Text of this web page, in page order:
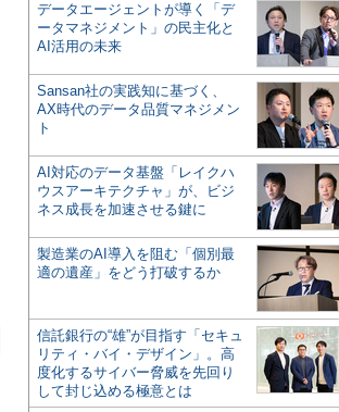
データエージェントが導く「デ
ータマネジメント」の民主化と
AI活用の未来
Sansan社の実践知に基づく、
AX時代のデータ品質マネジメン
ト
AI対応のデータ基盤「レイクハ
ウスアーキテクチャ」が、ビジ
ネス成長を加速させる鍵に
製造業のAI導入を阻む「個別最
適の遺産」をどう打破するか
信託銀行の“雄”が目指す「セキュ
リティ・バイ・デザイン」。高
度化するサイバー脅威を先回り
して封じ込める極意とは